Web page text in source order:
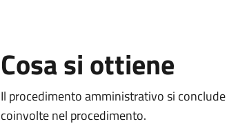
Cosa si ottiene
Il procedimento amministrativo si
coinvolte nel procedimento.